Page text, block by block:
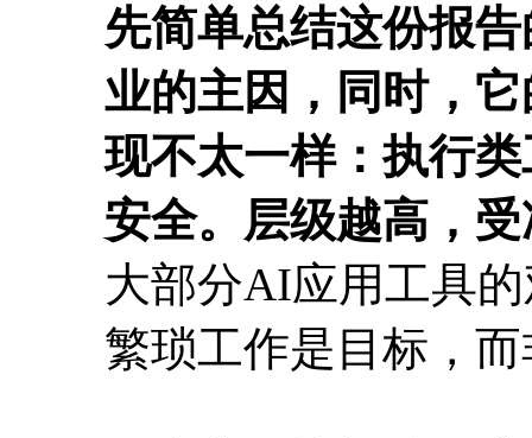
先简单总结这份报
业的主因，同时，
现不太一样：执行
安全。层级越高，
大部分AI应用工具
繁琐工作是目标，